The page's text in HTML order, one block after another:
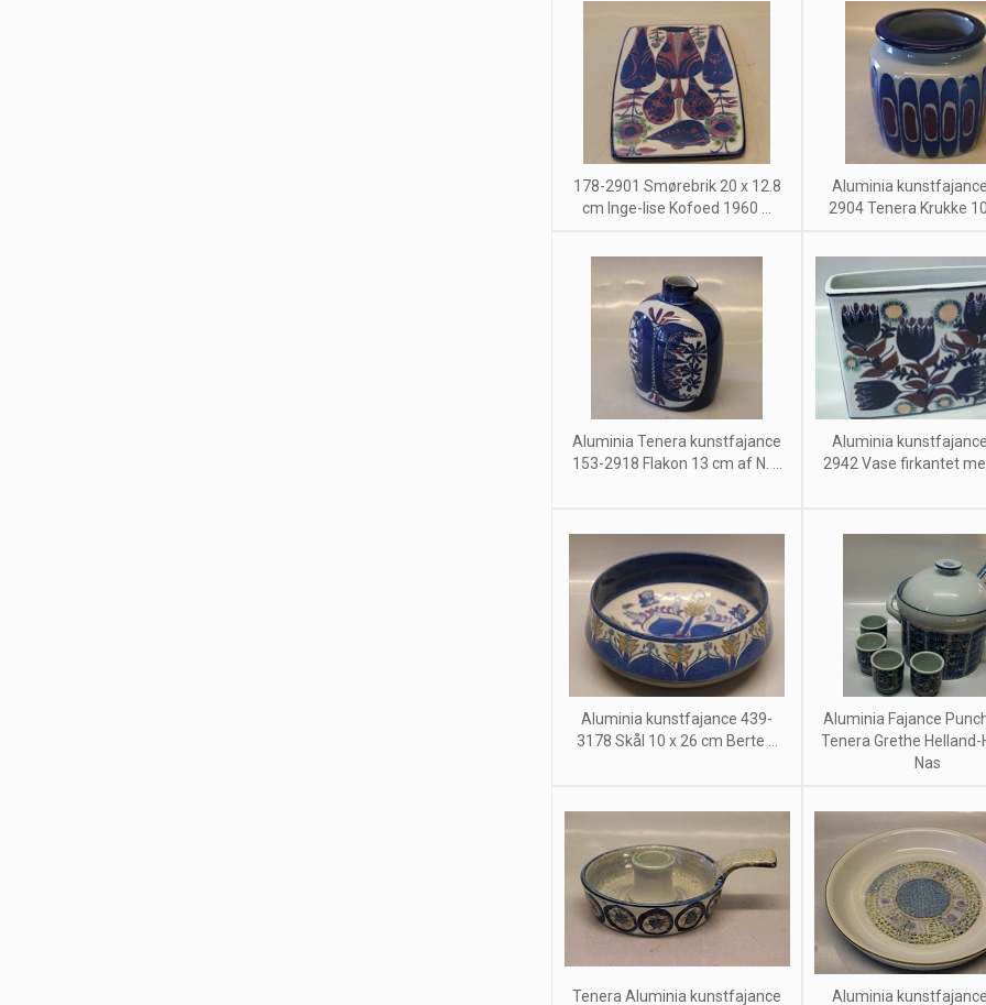
178-2901 Smørebrik 20 x 12.8
cm Inge-lise Kofoed 1960 ...
Aluminia
2904 Tenera Krukke
Aluminia Tenera kunstfajance
153-2918 Flakon 13 cm af N. ...
Aluminia
2942 Vase firkantet
Aluminia kunstfajance 439-
3178 Skål 10 x 26 cm Berte ...
Aluminia Fajance
Tenera Grethe Helland-
Nas
Tenera Aluminia kunstfajance Aluminia